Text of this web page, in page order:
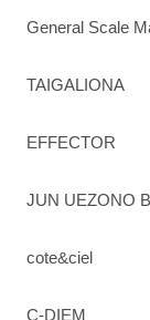
General Scale
TAIGALIONA
EFFECTOR
JUN UEZONO
cote&ciel
C-DIEM